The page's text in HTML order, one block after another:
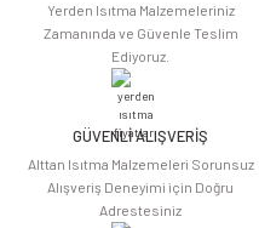
Ürün açıklamasında eksik
Ürün bilgilerinde hatalar
Ürün fiyatı diğer sitelerden daha
Bu ürüne benzer farklı
Yerden Isıtma Malzemeleriniz
Zamanında ve Güvenle Teslim
Ediyoruz.
GÜVENLİ ALIŞVERİŞ
Alttan Isıtma Malzemeleri Sorunsuz
Alışveriş Deneyimi için Doğru
Adrestesiniz